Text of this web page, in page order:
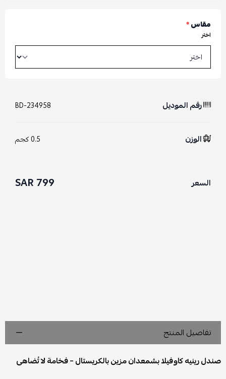
مقاس*
اختر
رقم الموديل BD-234958
الوزن 0.5 كجم
السعر 799 SAR
تفاصيل المنتج
صندل رينيه كاوفيلا بشمعدان مزين بالكريستال – فخامة لا تُضاهى